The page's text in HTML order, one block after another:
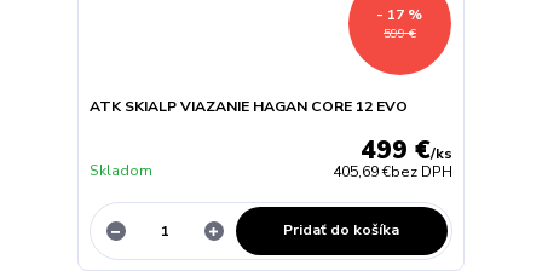
599 €
- 17 %
ATK SKIALP VIAZANIE HAGAN CORE 12 EVO
499 €/ks
405,69 €bez DPH
Skladom
Pridať do košíka